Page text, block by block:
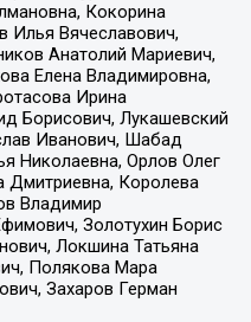
Кокорина
Илья Вячеславович,
Анатолий Мариевич,
Елена Владимировна,
Ирина
Борисович, Лукашевский
Иванович, Шабад
Николаевна, Орлов Олег
Дмитриевна, Королева
Владимир
Золотухин Борис
Локшина Татьяна
Полякова Мара
Захаров Герман